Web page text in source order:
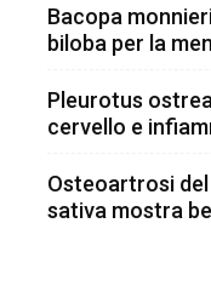
Bacopa
biloba per la
Pleurotus
cervello e
Osteoartrosi
sativa mostra